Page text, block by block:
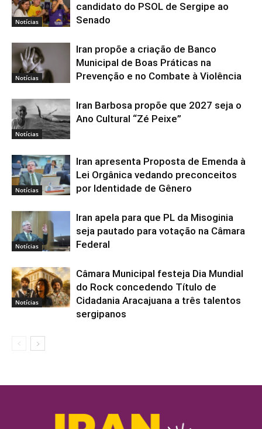
Notícias
candidato do PSOL de Sergipe ao
Senado
Notícias
Iran propõe a criação de Banco
Municipal de Boas Práticas na
Prevenção e no Combate à Violência
Notícias
Iran Barbosa propõe que 2027 seja o
Ano Cultural “Zé Peixe”
Notícias
Iran apresenta Proposta de Emenda à
Lei Orgânica vedando preconceitos
por Identidade de Gênero
Notícias
Iran apela para que PL da Misoginia
seja pautado para votação na Câmara
Federal
Notícias
Câmara Municipal festeja Dia Mundial
do Rock concedendo Título de
Cidadania Aracajuana a três talentos
sergipanos